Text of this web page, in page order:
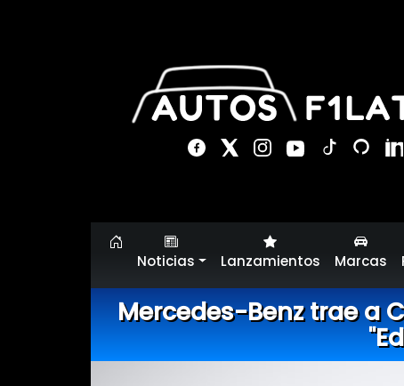
Noticias Lanzamientos Marcas
Mercedes-Benz trae a